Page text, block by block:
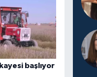
başlıyor